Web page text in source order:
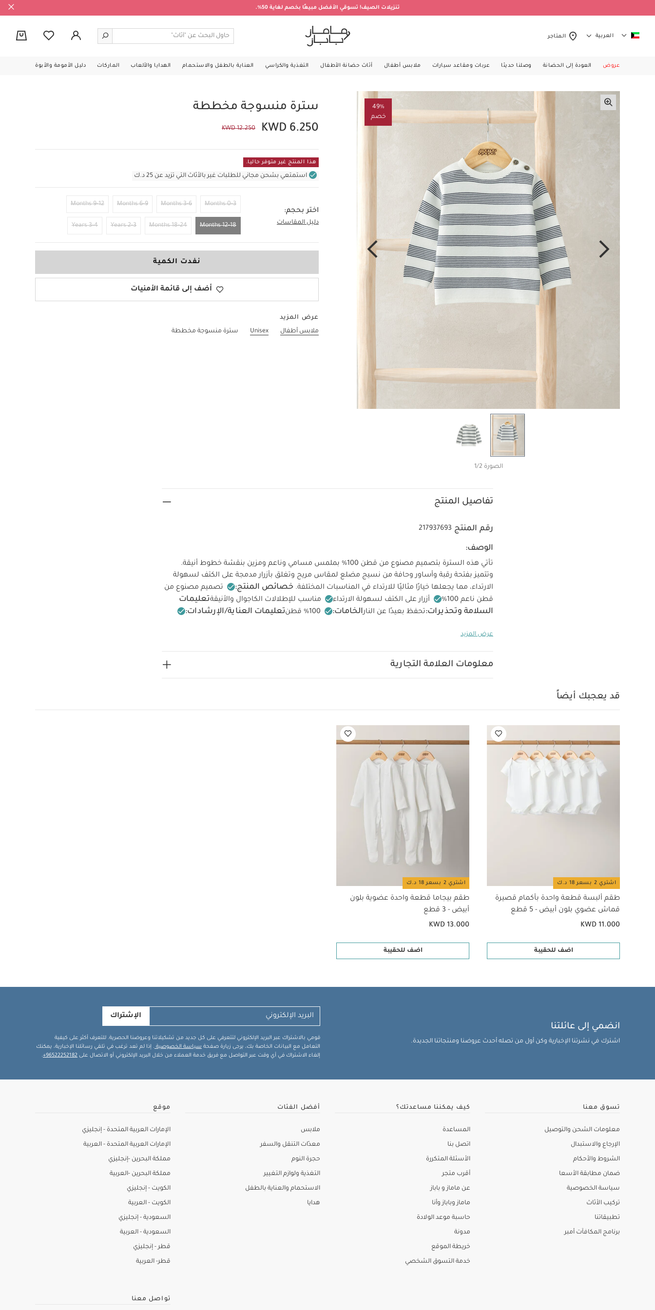
تنزيلات الصيف! تسوقي الأفضل مبيعًا بخصم لغاية 50%.
العربية المتاجر
عروض العودة إلى الحضانة وصلنا حديثا عربات ومقاعد سيارات ملابس أطفال أثاث حضانة الأطفال التغذية والكراسي العناية بالطفل والاستحمام الهدايا والألعاب الماركات دليل الأمومة والأبوة
49%
خصم
الصورة 1/2
سترة منسوجة مخططة
KWD 6.250
KWD 12.250
هذا المنتج غير متوفر حاليا.
استمتعي بشحن مجاني للطلبات غير بالأثاث التي تزيد عن 25 د.ك
اختر بحجم:
دليل المقاسات
0-3 Months
3-6 Months
6-9 Months
9-12 Months
12-18 Months
18-24 Months
2-3 Years
3-4 Years 12-18 Months
نفدت الكمية
أضف إلى قائمة الأمنيات
عرض المزيد
ملابس أطفال
Unisex سترة منسوجة مخططة
تفاصيل المنتج
رقم المنتج 217937693
الوصف:
تأتي هذه السترة بتصميم مصنوع من قطن 100‏‏%‏‏ بملمس مسامي وناعم ومزين بنقشة خطوط أنيقة.
وتتميز بفتحة رقبة وأساور وحافة من نسيج مضلع لمقاس مريح وتغلق بأزرار مدمجة على الكتف لسهولة
الارتداء، مما يجعلها خيارًا مثاليًا للارتداء في المناسبات المختلفة. خصائص المنتج:
تصميم مصنوع من
قطن ناعم 100‏‏%‏‏
أزرار على الكتف لسهولة الارتداء مناسب للإطلالات الكاجوال والأنيقةتعليمات
السلامة وتحذيرات:تحفظ بعيدًا عن النارالخامات: 100‏‏%‏‏ قطن تعليمات العناية/الإرشادات:
كيّ على درجة حرارة منخفضة
قطعة واحدة عضوية بلون أبيض - 3 قطع
عرض المزيد
معلومات العلامة التجارية
قد يعجبك أيضاً
اشتري 2 بسعر 18 د.ك
طقم ألبسة قطعة واحدة بأكمام قصيرة
قماش عضوي بلون أبيض - 5 قطع
KWD 11.000
اضف للحقيبة
اشتري 2 بسعر 18 د.ك
طقم بيجاما قطعة واحدة عضوية بلون
أبيض - 3 قطع
KWD 13.000
اضف للحقيبة
انضمي إلى عائلتنا
اشترك في نشرتنا الإخبارية وكن أول من تصله أحدث عروضنا ومنتجاتنا الجديدة.
الإشتراك
قومي بالاشتراك عبر البريد الإلكتروني لتتعرفي على كل جديد من تشكيلاتنا وعروضنا الحصرية. للتعرف أكثر على كيفية
التعامل مع البيانات الخاصة بك، يرجى زيارة صفحة سياسة الخصوصية . إذا لم تعد ترغب في تلقي رسائلنا الإخبارية، يمكنك
إلغاء الاشتراك في أي وقت عبر التواصل مع فريق خدمة العملاء من خلال البريد الإلكتروني أو الاتصال على 96522252182+
.
تسوق معنا
معلومات الشحن والتوصيل
الإرجاع والاستبدال
الشروط والأحكام
ضمان مطابقة الأسعا
سياسة الخصوصية
تركيب الأثاث
تطبيقاتنا
برنامج المكافآت أمبر
كيف يمكننا مساعدتك؟
المساعدة
اتصل بنا
الأسئلة المتكررة
أقرب متجر
عن ماماز و باباز
ماماز وباباز وأنا
حاسبة موعد الولادة
مدونة
خريطة الموقع
خدمة التسوق الشخصي
أفضل الفئات
ملابس
معدّات التنقل والسفر
حجرة النوم
التغذية ولوازم التغيير
الاستحمام والعناية بالطفل
هدايا
موقع
الإمارات العربية المتحدة - إنجليزي
الإمارات العربية المتحدة - العربية
مملكة البحرين -إنجليزي
مملكة البحرين -العربية
الكويت - إنجليزي
الكويت - العربية
السعودية - إنجليزي
السعودية - العربية
قطر - إنجليزي
قطر- العربية
تواصل معنا